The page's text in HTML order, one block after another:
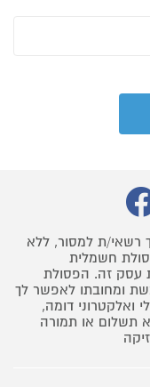
רשאי/ת למסור, ללא
חשמלית
עסק זה. הפסולת
ומחובתו לאפשר לך
ואלקטרוני דומה,
תשלום או תמורה